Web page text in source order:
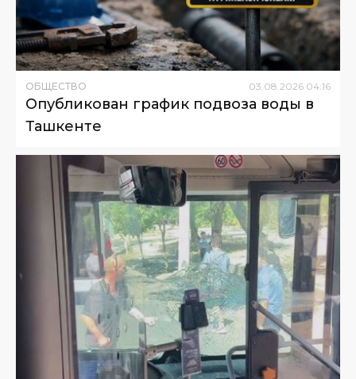
ОБЩЕСТВО 03.08.2026 04:16
Опубликован график подвоза воды в
Ташкенте